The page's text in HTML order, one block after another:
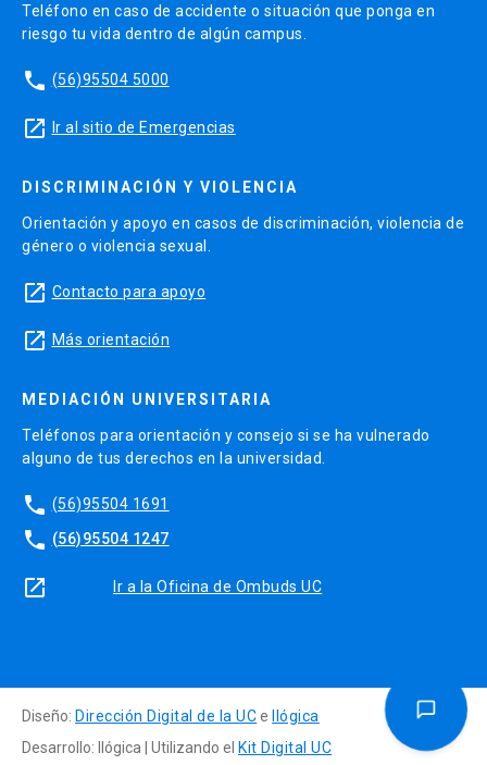
Teléfono en caso de accidente o situación que ponga en
riesgo tu vida dentro de algún campus.
phone (56)95504 5000
launch Ir al sitio de Emergencias
DISCRIMINACIÓN Y VIOLENCIA
Orientación y apoyo en casos de discriminación, violencia de
género o violencia sexual.
launch Contacto para apoyo
launch Más orientación
MEDIACIÓN UNIVERSITARIA
Teléfonos para orientación y consejo si se ha vulnerado
alguno de tus derechos en la universidad.
phone (56)95504 1691
phone (56)95504 1247
launch Ir a la Oficina de Ombuds UC
Diseño: Dirección Digital de la UCe
Ilógica
Desarrollo: Ilógica | Utilizando el Kit Digital UC